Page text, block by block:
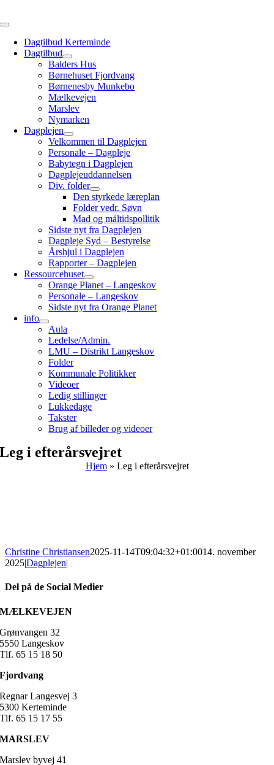
to
Toggle
NavigationDagtilbud Kerteminde
Dagtilbud
Balders Hus
Børnehuset Fjordvang
Børnenesby Munkebo
Mælkevejen
Marslev
Nymarken
Dagplejen
Velkommen til Dagplejen
Personale – Dagpleje
Babytegn i Dagplejen
Dagplejeuddannelsen
Div. folder
Den styrkede læreplan
Folder vedr. Søvn
Mad og måltidspollitik
Sidste nyt fra Dagplejen
Dagpleje Syd – Bestyrelse
Årshjul i Dagplejen
Rapporter – Dagplejen
Ressourcehuset
Orange Planet – Langeskov
Personale – Langeskov
Sidste nyt fra Orange Planet
info
Aula
Ledelse/Admin.
LMU – Distrikt Langeskov
Folder
Kommunale Politikker
Videoer
Ledig stillinger
Lukkedage
Takster
Brug af billeder og videoer
Leg i efterårsvejret
Hjem» Leg i efterårsvejret
Christine Christiansen2025-11-14T09:04:32+01:0014. november
2025|Dagplejen|
Del på de Social Medier
Facebook
X
LinkedIn
E-
MÆLKEVEJEN
Grønvangen 32
5550 Langeskov
Tlf. 65 15 18 50
Fjordvang
Regnar Langesvej 3
5300 Kerteminde
Tlf. 65 15 17 55
MARSLEV
Marslev byvej 41